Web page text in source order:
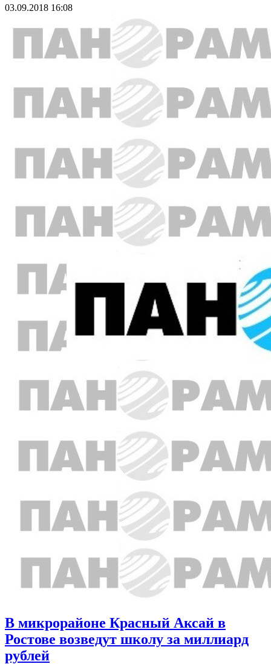
03.09.2018 16:08
В микрорайоне Красный Аксай в
Ростове возведут школу за миллиард
рублей